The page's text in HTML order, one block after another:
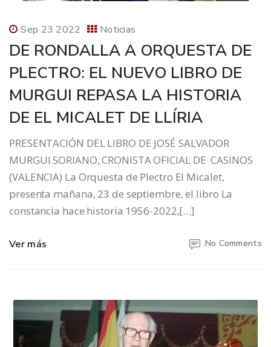
Sep 23 2022 Noticias
DE RONDALLA A ORQUESTA DE
PLECTRO: EL NUEVO LIBRO DE
MURGUI REPASA LA HISTORIA
DE EL MICALET DE LLÍRIA
PRESENTACIÓN DEL LIBRO DE JOSÉ SALVADOR
MURGUI SORIANO, CRONISTA OFICIAL DE CASINOS
(VALENCIA) La Orquesta de Plectro El Micalet,
presenta mañana, 23 de septiembre, el libro La
constancia hace historia 1956-2022,[…]
Ver más No Comments